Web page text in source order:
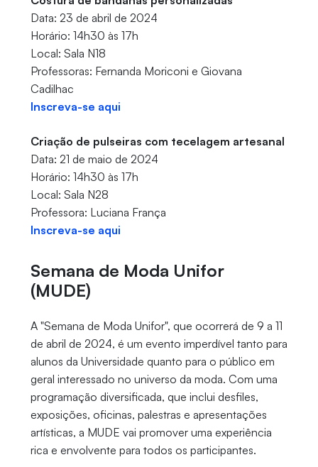
Data: 23 de abril de 2024
Horário: 14h30 às 17h
Local: Sala N18
Professoras: Fernanda Moriconi e Giovana
Cadilhac
Inscreva-se aqui
Criação de pulseiras com tecelagem artesanal
Data: 21 de maio de 2024
Horário: 14h30 às 17h
Local: Sala N28
Professora: Luciana França
Inscreva-se aqui
Semana de Moda Unifor
(MUDE)
A "Semana de Moda Unifor", que ocorrerá de 9 a 11
de abril de 2024, é um evento imperdível tanto para
alunos da Universidade quanto para o público em
geral interessado no universo da moda. Com uma
programação diversificada, que inclui desfiles,
exposições, oficinas, palestras e apresentações
artísticas, a MUDE vai promover uma experiência
rica e envolvente para todos os participantes.